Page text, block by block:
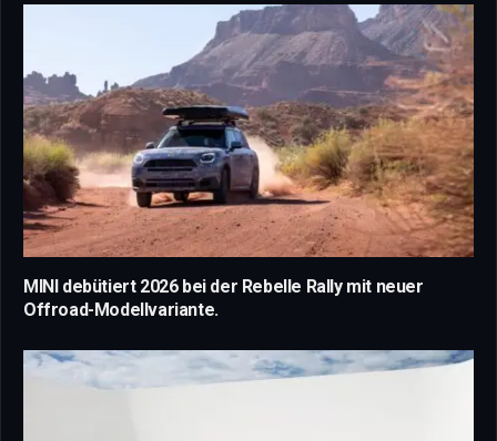
MINI debütiert 2026 bei der Rebelle Rally mit neuer
Offroad-Modellvariante.